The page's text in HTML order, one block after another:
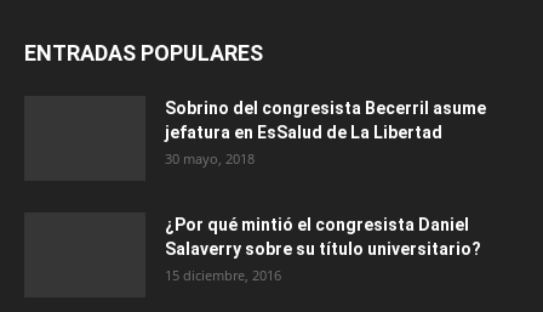
ENTRADAS POPULARES
Sobrino del congresista Becerril asume
jefatura en EsSalud de La Libertad
30 mayo, 2018
¿Por qué mintió el congresista Daniel
Salaverry sobre su título universitario?
15 diciembre, 2016